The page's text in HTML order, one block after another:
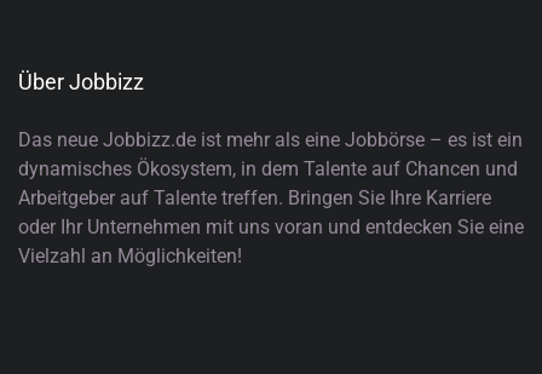
Über Jobbizz
Das neue Jobbizz.de ist mehr als eine Jobbörse – es ist ein
dynamisches Ökosystem, in dem Talente auf Chancen und
Arbeitgeber auf Talente treffen. Bringen Sie Ihre Karriere
oder Ihr Unternehmen mit uns voran und entdecken Sie eine
Vielzahl an Möglichkeiten!